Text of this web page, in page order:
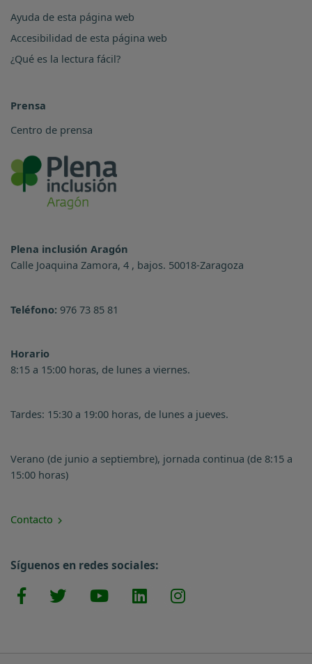
Ayuda de esta página web
Accesibilidad de esta página web
¿Qué es la lectura fácil?
Prensa
Centro de prensa
Plena inclusión Aragón
Calle Joaquina Zamora, 4 , bajos. 50018-Zaragoza
Teléfono: 976 73 85 81
Horario
8:15 a 15:00 horas, de lunes a viernes.
Tardes: 15:30 a 19:00 horas, de lunes a jueves.
Verano (de junio a septiembre), jornada continua (de 8:15 a
15:00 horas)
Contacto
Síguenos en redes sociales: